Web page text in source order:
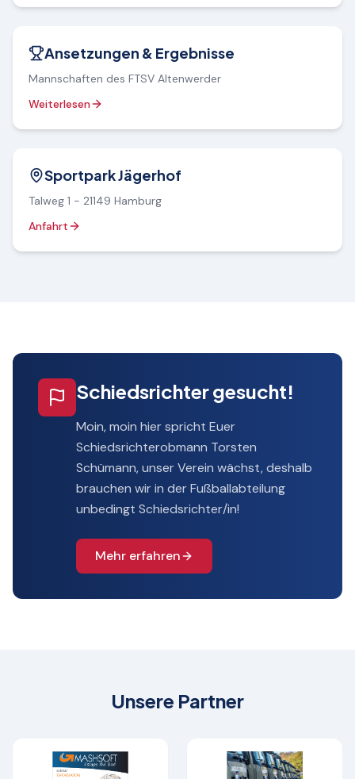
Ergebnisse
Ansetzungen & Ergebnisse
Mannschaften des FTSV Altenwerder
Weiterlesen
Sportpark
Sportpark Jägerhof
Talweg 1 - 21149 Hamburg
Anfahrt
Schiedsrichter gesucht!
Moin, moin hier spricht Euer
Schiedsrichterobmann Torsten
Schümann, unser Verein wächst, deshalb
brauchen wir in der Fußballabteilung
unbedingt Schiedsrichter/in!
Mehr erfahren
Unsere Partner